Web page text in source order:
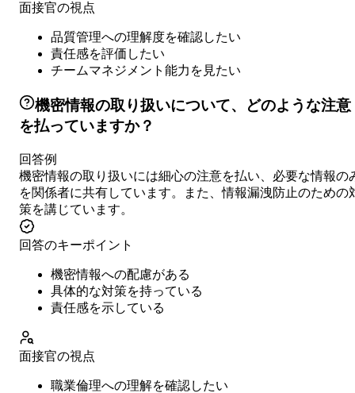
面接官の視点
品質管理への理解度を確認したい
責任感を評価したい
チームマネジメント能力を見たい
機密情報の取り扱いについて、どのような注意
を払っていますか？
回答例
機密情報の取り扱いには細心の注意を払い、必要な情報の
を関係者に共有しています。また、情報漏洩防止のための
策を講じています。
回答のキーポイント
機密情報への配慮がある
具体的な対策を持っている
責任感を示している
面接官の視点
職業倫理への理解を確認したい